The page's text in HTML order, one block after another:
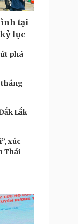
tại
lục
phá
tháng
Lắk
xúc
Thái